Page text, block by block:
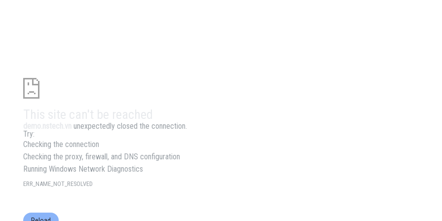
unexpectedly closed the connection.
Try:
Checking the connection
Checking the proxy, firewall, and DNS configuration
Running Windows Network Diagnostics
ERR_NAME_NOT_RESOLVED